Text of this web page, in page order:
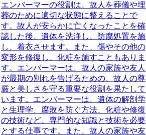
エンバーマーの役割 は、故人を葬儀や埋
葬のために適切な状態に整えることで
す。故人が安らかに亡くなったことを確
認した後、遺体を洗浄し、防腐処置を施
し、着衣させます。また、傷やその他の
変形を修復し、化粧を施すこともありま
す。エンバーマーは、故人の家族や友人
が最期の別れを告げるための、故人の尊
厳と美しさを守る重要な役割を果たして
います。エンバーマーは、遺体の解剖学
と生理学、腐敗を防ぐ方法、化粧や修復
の技術など、専門的な知識と技術を必要
とする仕事です。また、故人の家族や友